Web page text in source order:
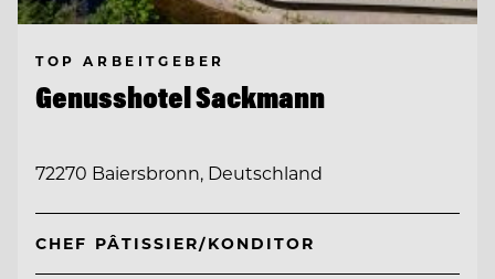
TOP ARBEITGEBER
Genusshotel Sackmann
72270 Baiersbronn, Deutschland
CHEF PÂTISSIER/KONDITOR